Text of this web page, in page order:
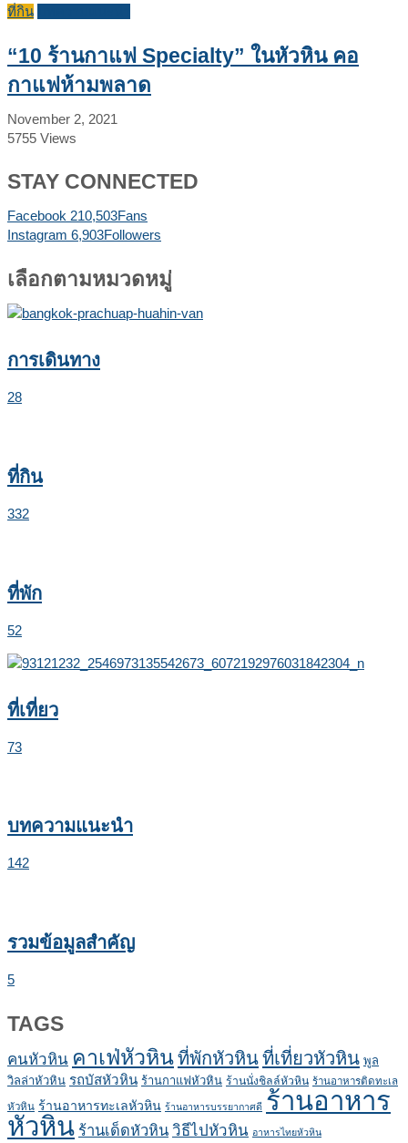
ที่กิน
“10 ร้านกาแฟ Specialty” ในหัวหิน คอ
กาแฟห้ามพลาด
November 2, 2021
5755 Views
STAY CONNECTED
Facebook 210,503Fans
Instagram 6,903Followers
เลือกตามหมวดหมู่
การเดินทาง
28
ที่กิน
332
ที่พัก
52
ที่เที่ยว
73
บทความแนะนำ
142
รวมข้อมูลสำคัญ
5
TAGS
คนหัวหิน คาเฟ่หัวหินที่พักหัวหินที่เที่ยวหัวหิน พูล
วิลล่าหัวหิน รถบัสหัวหิน ร้านกาแฟหัวหิน ร้านนั่งชิลล์หัวหิน ร้านอาหารติดทะเล
หัวหิน ร้านอาหารทะเลหัวหิน ร้านอาหารบรรยากาศดี ร้านอาหาร
หัวหิน ร้านเด็ดหัวหิน วิธีไปหัวหิน อาหารไทยหัวหิน